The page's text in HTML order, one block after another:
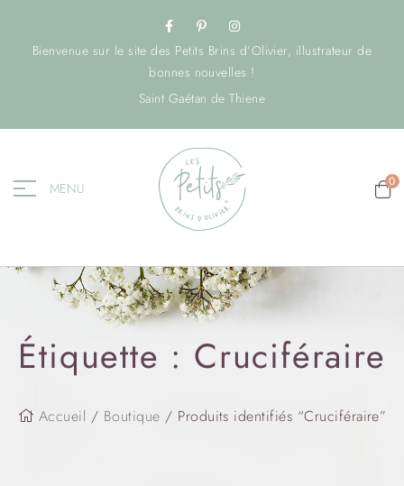
Bienvenue sur le site des Petits Brins d’Olivier, illustrateur de
bonnes nouvelles !
Saint Gaétan de Thiene
MENU 0
Étiquette : Cruciféraire
Accueil / Boutique / Produits identifiés “Cruciféraire”